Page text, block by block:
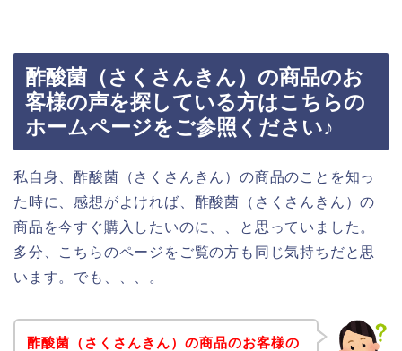
酢酸菌（さくさんきん）の商品のお
客様の声を探している方はこちらの
ホームページをご参照ください♪
私自身、酢酸菌（さくさんきん）の商品のことを知っ
た時に、感想がよければ、酢酸菌（さくさんきん）の
商品を今すぐ購入したいのに、、と思っていました。
多分、こちらのページをご覧の方も同じ気持ちだと思
います。でも、、、。
酢酸菌（さくさんきん）の商品のお客様の